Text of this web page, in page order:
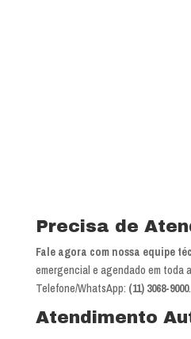
Precisa de
Fale agora com nossa equipe
emergencial e agendado em toda
Telefone/WhatsApp: (11) 3068-9000.
Atendimento